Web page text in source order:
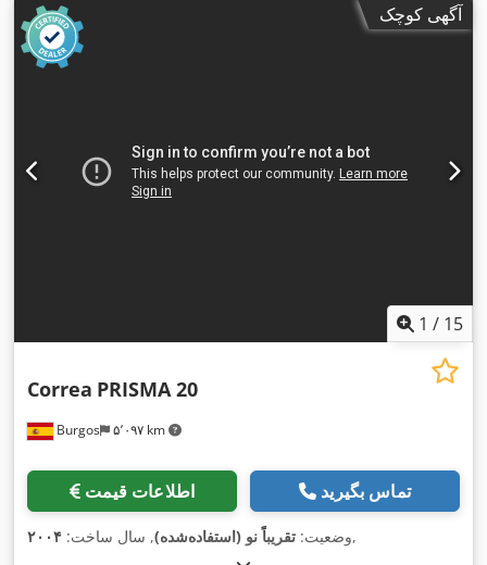
آگهی کوچک
1 / 15
Burgos ۵٬۰۹۷ km
Correa PRISMA 20
اطلاعات قیمت تماس بگیرید
وضعیت: تقریباً نو (استفاده‌شده), سال ساخت: ۲۰۰۴ ,